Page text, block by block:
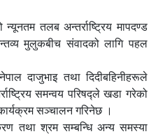
तलब अन्तर्राष्ट्रिय मापदण्ड
मुलुकबीच संवादको लागि पहल
दाजुभाइ तथा दिदीबहिनीहरूले
समन्वय परिषद्ले खडा गरेको
सञ्चालन गरिनेछ ।
तथा श्रम सम्बन्धि अन्य समस्या